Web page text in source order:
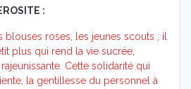
:
blouses roses, les jeunes scouts ; il
plus qui rend la vie sucrée,
Cette solidarité qui
la gentillesse du personnel à